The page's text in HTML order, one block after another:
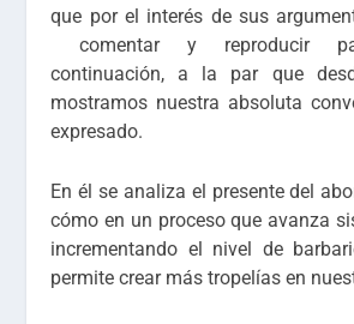
que por el interés de sus
comentar y reproducir
continuación, a la par que
mostramos nuestra absoluta
expresado.
En él se analiza el presente del
cómo en un proceso que avanza
incrementando el nivel de
permite crear más tropelías en